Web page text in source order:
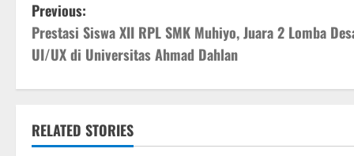
P
o
s
n
Previous:
Prestasi Siswa XII RPL SMK Muhiyo, Juara 2 Lomba
UI/UX di Universitas Ahmad Dahlan
RELATED STORIES